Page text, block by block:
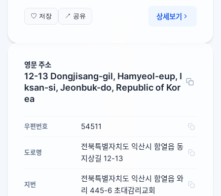
♡ 저장 ↗ 공유 상세보기
영문 주소
12-13 Dongjisang-gil, Hamyeol-eup, I
ksan-si, Jeonbuk-do, Republic of Kor
ea
우편번호 54511
도로명
전북특별자치도 익산시 함열읍 동
지상길 12-13
지번
전북특별자치도 익산시 함열읍 와
리 445-6 초대감리교회